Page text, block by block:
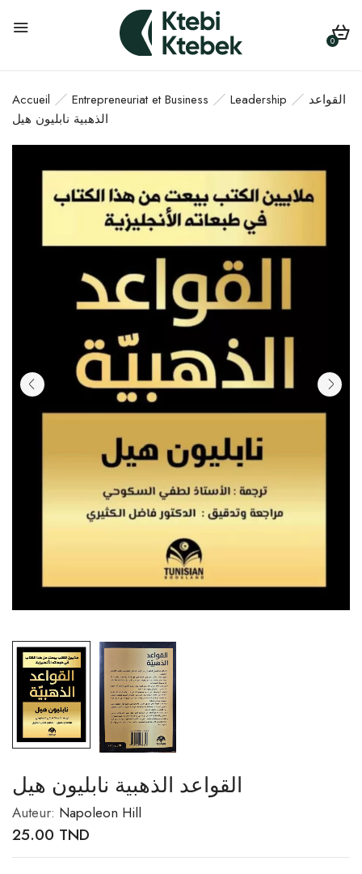
0
Accueil Entrepreneuriat et Business Leadership
القواعد
الذهبية نابليون هيل
القواعد الذهبية نابليون هيل
Auteur: Napoleon Hill
25.00 TND